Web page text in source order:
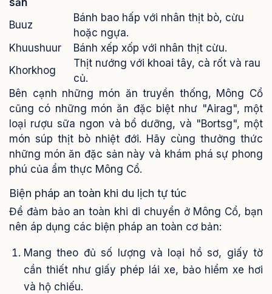
sản
Buuz
Bánh bao hấp với nhân thịt bò, cừu
hoặc ngựa.
Khuushuur
Bánh xếp xốp với nhân thịt cừu.
Khorkhog
Thịt nướng với khoai tây, cà rốt và rau
củ.
Bên cạnh những món ăn truyền thống, Mông Cổ
cũng có những món ăn đặc biệt như "Airag", một
loại rượu sữa ngon và bổ dưỡng, và "Bortsg", một
món súp thịt bò nhiệt đới. Hãy cùng thưởng thức
những món ăn đặc sản này và khám phá sự phong
phú của ẩm thực Mông Cổ.
Biện pháp an toàn khi du lịch tự túc
Để đảm bảo an toàn khi di chuyển ở Mông Cổ, bạn
nên áp dụng các biện pháp an toàn cơ bản:
Mang theo đủ số lượng và loại hồ sơ, giấy tờ
cần thiết như giấy phép lái xe, bảo hiểm xe hơi
và hộ chiếu.